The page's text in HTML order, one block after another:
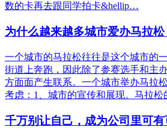
数的卡再去跟同学拍卡&hellip…
为什么越来越多城市爱办马拉松
一个城市的马拉松往往是这个城市的
街道上奔跑，因此除了参赛选手和主
方面面产生联系。一个城市举办马拉
考虑：1、城市的宣传和展现。马拉
千万别让自己，成为公司里可有